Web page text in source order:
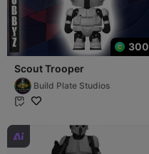
300
Scout Trooper
Build Plate Studios

